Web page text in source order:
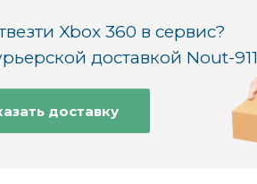
Xbox 360 в сервис?
доставкой Nout-911
доставку